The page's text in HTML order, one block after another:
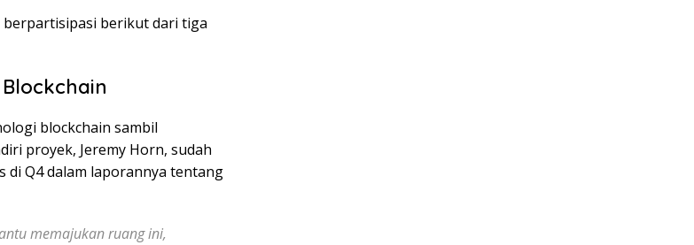
berikut dari tiga
blockchain sambil
proyek, Jeremy Horn, sudah
Q4 dalam laporannya tentang
memajukan ruang ini,